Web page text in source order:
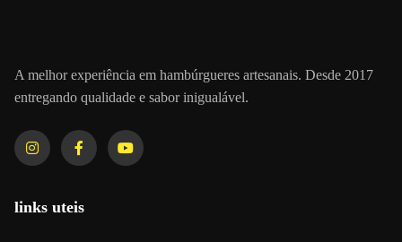
A melhor experiência em hambúrgueres artesanais. Desde 2017
entregando qualidade e sabor inigualável.
links uteis